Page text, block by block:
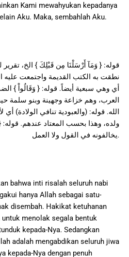
Kami mewahyukan kepadanya
Aku. Maka, sembahlah Aku.
قوله: { وَمَآ أَرْسَلْنَا مِن قَبْلِكَ } الخ، تقرير
نطقت به الكتب القديمة واجتمعت
أي وهي سبعية أيضاً. قوله: { وَقَالُواْ }
العرب، وهم خزاعة وجهينة وبنو سلمة
الله. قوله: (والعبودية تنافي الولادة) أي
ولده، وهذا بحسب المعتاد عندهم. قوله:
يخالفونه في القول ولا العمل.
bahwa inti risalah seluruh nabi
hanya Allah sebagai satu-
disembah. Hakikat ketuhanan
menolak segala bentuk
kepada-Nya. Sedangkan
adalah mengabdikan seluruh jiwa
kepada-Nya dengan penuh